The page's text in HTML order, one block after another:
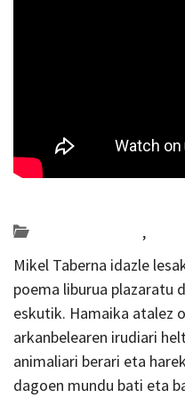
,
Mikel Taberna idazle
poema liburua plazaratu
eskutik. Hamaika atalez
arkanbelearen irudiari
animaliari berari eta
dagoen mundu bati eta